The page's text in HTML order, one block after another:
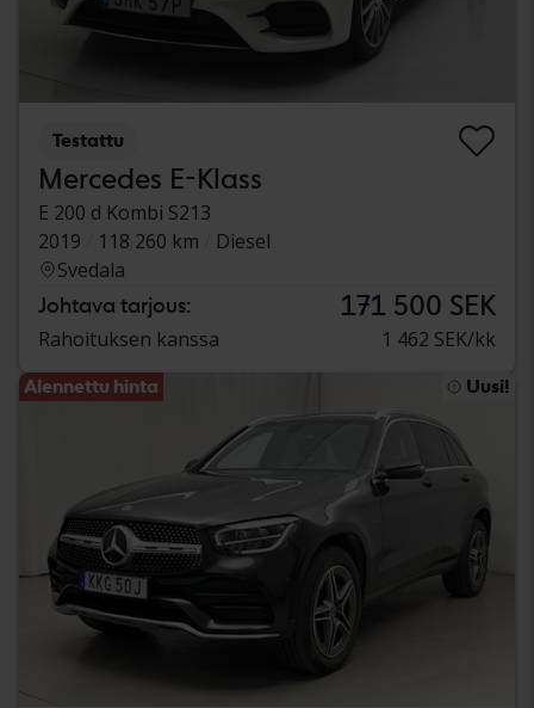
Testattu
Mercedes E-Klass
E 200 d Kombi S213
2019
118 260 km
Diesel
Svedala
Johtava tarjous: 171 500 SEK
Rahoituksen kanssa 1 462 SEK/kk
Alennettu hinta Uusi!